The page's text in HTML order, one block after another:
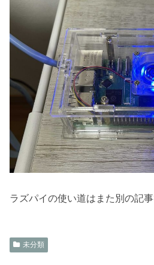
ラズパイの使い道はまた別の記
未分類